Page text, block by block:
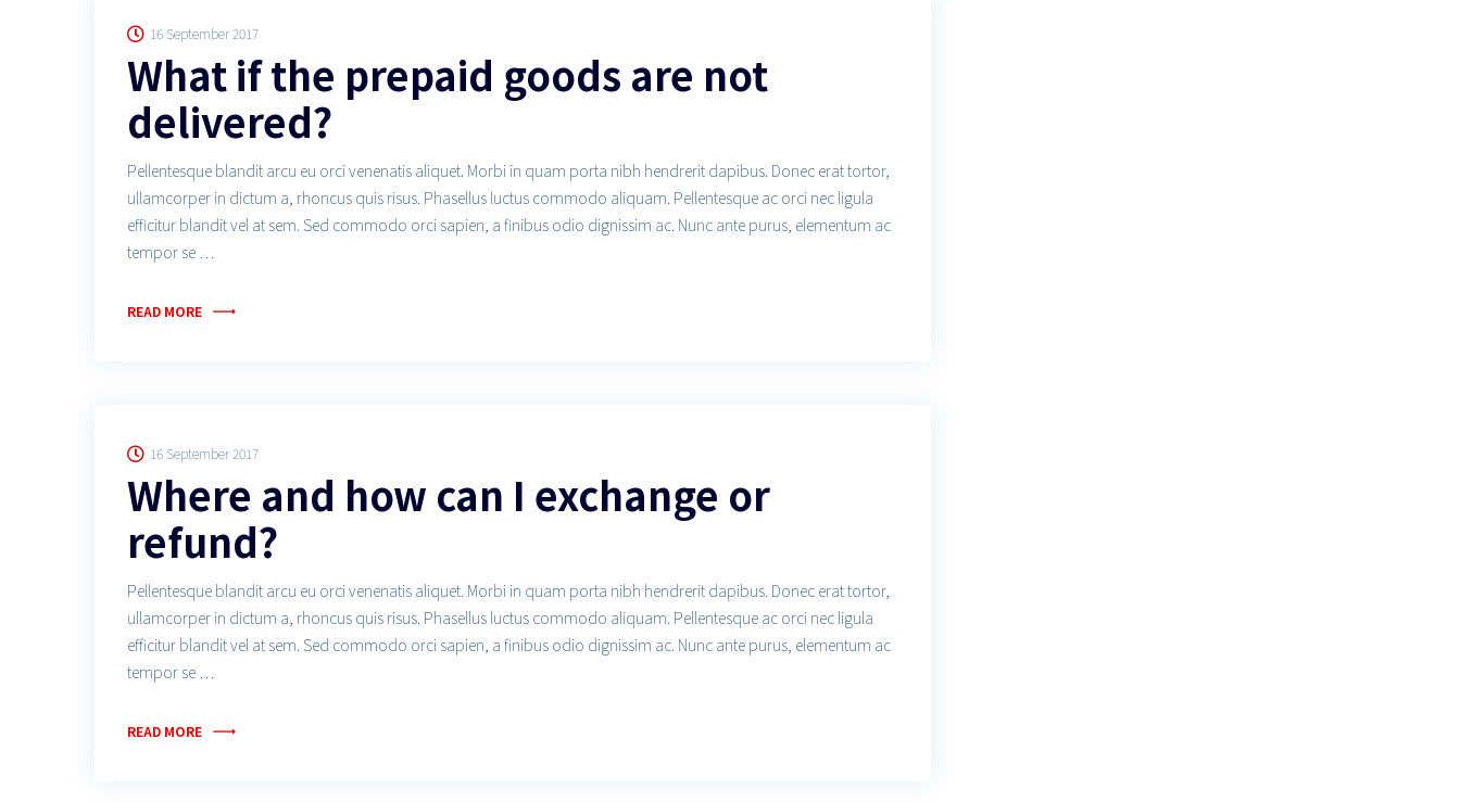
16 September 2017
What if the prepaid goods are not
delivered?
Pellentesque blandit arcu eu orci venenatis aliquet. Morbi in quam porta nibh hendrerit dapibus. Donec erat tortor,
ullamcorper in dictum a, rhoncus quis risus. Phasellus luctus commodo aliquam. Pellentesque ac orci nec ligula
efficitur blandit vel at sem. Sed commodo orci sapien, a finibus odio dignissim ac. Nunc ante purus, elementum ac
tempor se …
READ MORE
16 September 2017
Where and how can I exchange or
refund?
Pellentesque blandit arcu eu orci venenatis aliquet. Morbi in quam porta nibh hendrerit dapibus. Donec erat tortor,
ullamcorper in dictum a, rhoncus quis risus. Phasellus luctus commodo aliquam. Pellentesque ac orci nec ligula
efficitur blandit vel at sem. Sed commodo orci sapien, a finibus odio dignissim ac. Nunc ante purus, elementum ac
tempor se …
READ MORE